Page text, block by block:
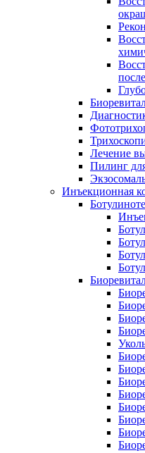
Лечение
Пилинг
Инъекционная